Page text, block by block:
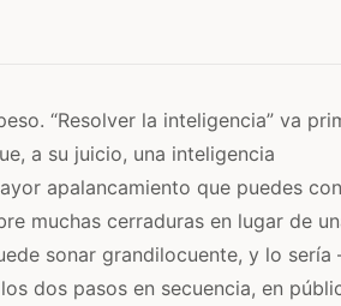
“Resolver la inteligencia” va
a su juicio, una inteligencia
apalancamiento que puedes
muchas cerraduras en lugar de
sonar grandilocuente, y lo sería
dos pasos en secuencia, en